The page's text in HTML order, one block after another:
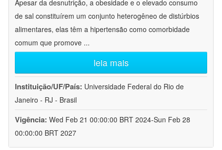
Apesar da desnutrição, a obesidade e o elevado consumo
de sal constituírem um conjunto heterogêneo de distúrbios
alimentares, elas têm a hipertensão como comorbidade
comum que promove ...
leia mais
Instituição/UF/País: Universidade Federal do Rio de
Janeiro - RJ - Brasil
Vigência: Wed Feb 21 00:00:00 BRT 2024-Sun Feb 28
00:00:00 BRT 2027